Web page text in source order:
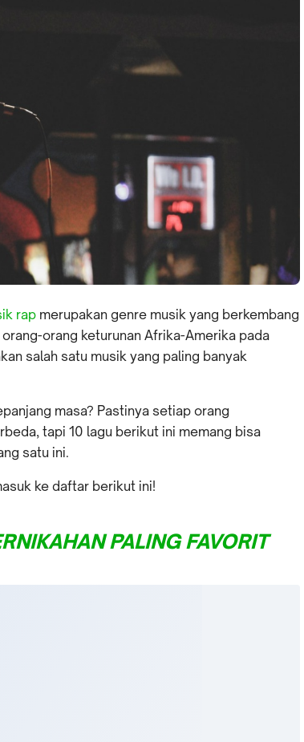
rap merupakan genre musik yang berkembang
orang keturunan Afrika-Amerika pada
salah satu musik yang paling banyak
masa? Pastinya setiap orang
tapi 10 lagu berikut ini memang bisa
satu ini.
ke daftar berikut ini!
PALING FAVORIT